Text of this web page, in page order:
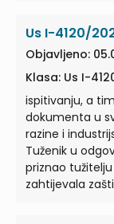
rješavaju i
tužitelja nije osnovana i dostatna da bi promijenila
utvrđene nedostatke, a
cijelosti
postupku i upravnom sporu,
primjenom
Us I-4120/
Objavljeno:
Klasa: Us I-
ispitivanju, a
dokumenta u
razine i
Tuženik u
priznao
zahtijevala